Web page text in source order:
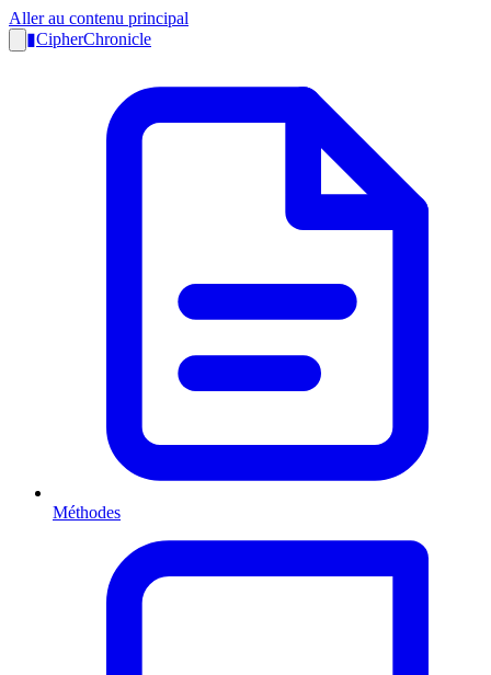
Aller au contenu principal
▮CipherChronicle
Méthodes